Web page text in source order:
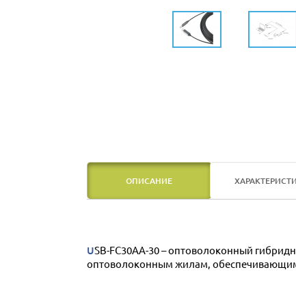
ОПИСАНИЕ
USB-FC30AA-30 – оптоволоконный гибридный кабель для передачи сигналов интерфейса USB 3.0. Данные USB-интерфейса передаются по многомодовым
оптоволоконным жилам,